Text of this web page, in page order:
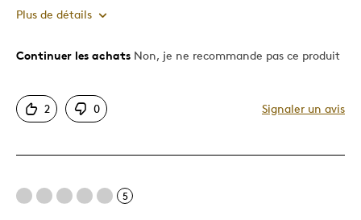
Plus de détails
Le pour
Original
Unique en son genre
Le contre
Continuer les achats Non, je ne recommande pas ce produit
2 0 Signaler un avis
5